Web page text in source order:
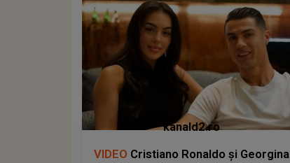
kanald2.ro
VIDEO Cristiano Ronaldo și Georgina